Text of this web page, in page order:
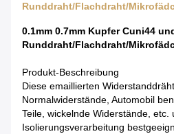
Runddraht/Flachdraht/
0.1mm 0.7mm Kupfer Cuni44
Runddraht/Flachdraht/
Produkt-Beschreibung
Diese emaillierten
Normalwiderstände, Automobil
Teile, wickelnde Widerstände, etc.
Isolierungsverarbeitung